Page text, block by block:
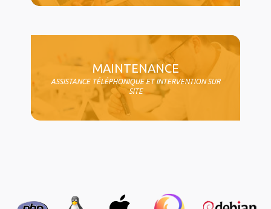
MAINTENANCE
ASSISTANCE TÉLÉPHONIQUE ET INTERVENTION SUR
SITE